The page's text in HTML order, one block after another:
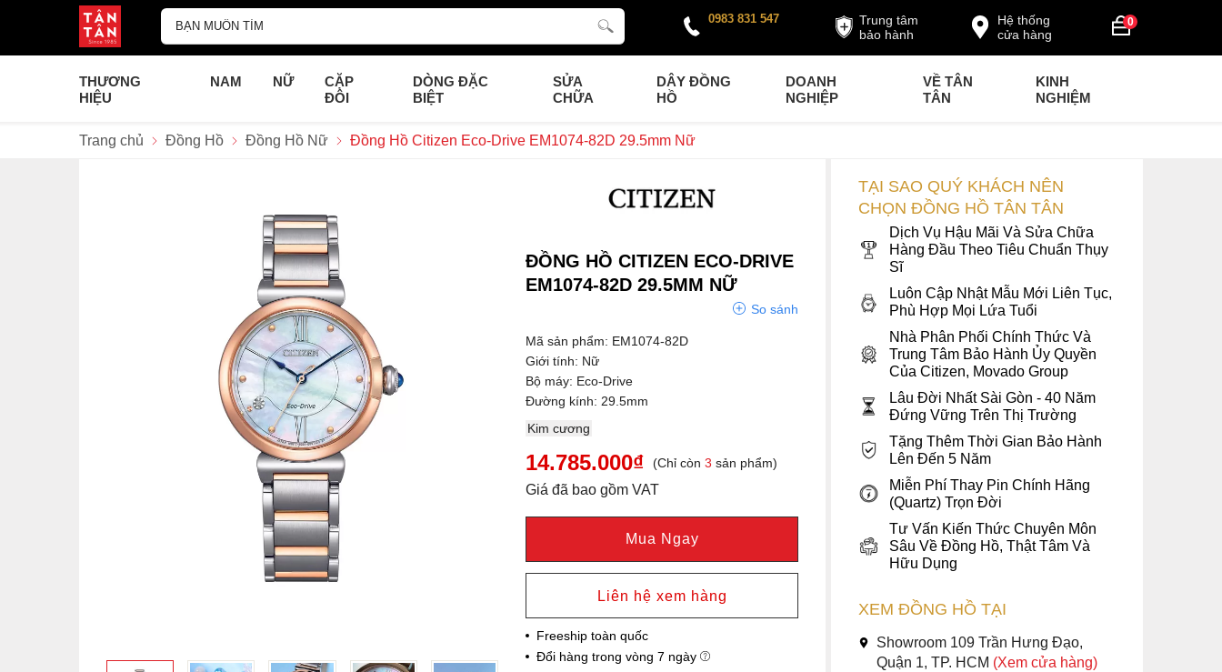
0
Hệ thống
cửa hàng
Trung tâm
bảo hành
0983 831 547
THƯƠNG
HIỆU
NAM NỮ
CẶP
ĐÔI
DÒNG ĐẶC
BIỆT
SỬA
CHỮA
DÂY ĐỒNG
HỒ
DOANH
NGHIỆP
VỀ TÂN
TÂN
KINH
NGHIỆM
Trang chủ Đồng Hồ Đồng Hồ Nữ Đồng Hồ Citizen Eco-Drive EM1074-82D 29.5mm Nữ
ĐỒNG HỒ CITIZEN ECO-DRIVE
EM1074-82D 29.5MM NỮ
So sánh
Mã sản phẩm: EM1074-82D
Giới tính: Nữ
Bộ máy: Eco-Drive
Đường kính: 29.5mm
Kim cương
14.785.000₫ (Chỉ còn3 sản phẩm)
Giá đã bao gồm VAT
Mua Ngay
Liên hệ xem hàng
Freeship toàn quốc
Đổi hàng trong vòng 7 ngày
TẠI SAO QUÝ KHÁCH NÊN
CHỌN ĐỒNG HỒ TÂN TÂN
Dịch Vụ Hậu Mãi Và Sửa Chữa
Hàng Đầu Theo Tiêu Chuẩn Thụy
Sĩ
Luôn Cập Nhật Mẫu Mới Liên Tục,
Phù Hợp Mọi Lứa Tuổi
Nhà Phân Phối Chính Thức Và
Trung Tâm Bảo Hành Ủy Quyền
Của Citizen, Movado Group
Lâu Đời Nhất Sài Gòn - 40 Năm
Đứng Vững Trên Thị Trường
Tặng Thêm Thời Gian Bảo Hành
Lên Đến 5 Năm
Miễn Phí Thay Pin Chính Hãng
(Quartz) Trọn Đời
Tư Vấn Kiến Thức Chuyên Môn
Sâu Về Đồng Hồ, Thật Tâm Và
Hữu Dụng
XEM ĐỒNG HỒ TẠI
Showroom 109 Trần Hưng Đạo,
Quận 1, TP. HCM (Xem cửa hàng)